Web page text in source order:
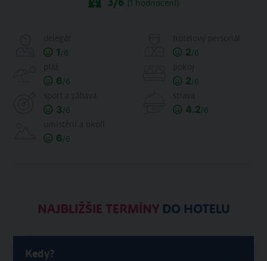
(1 hodnocení)
1 /6 2/6
6/6 2/6
3/6 4.2/6
6/6
NAJBLIŽŠIE TERMÍNYDO HOTELU
Kedy?